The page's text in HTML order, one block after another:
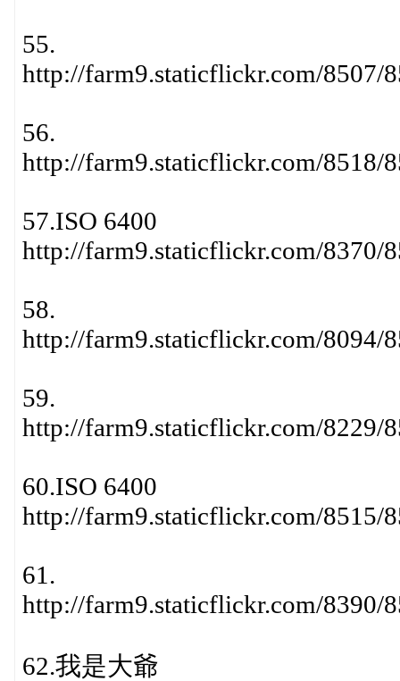
55.
http://farm9.staticflickr.com/8507/
56.
http://farm9.staticflickr.com/8518/
57.ISO 6400
http://farm9.staticflickr.com/8370/
58.
http://farm9.staticflickr.com/8094/
59.
http://farm9.staticflickr.com/8229/
60.ISO 6400
http://farm9.staticflickr.com/8515/
61.
http://farm9.staticflickr.com/8390/
62.我是大爺